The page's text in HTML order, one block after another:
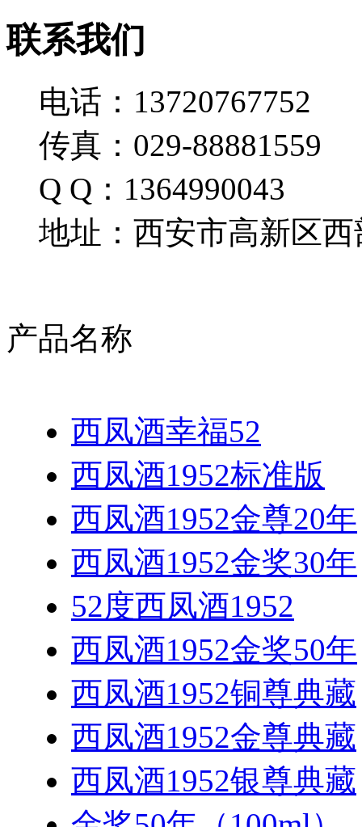
联系我们
电话：13720767752
传真：029-88881559
Q Q：1364990043
地址：西安市高新区西
产品名称
西凤酒幸福52
西凤酒1952标准版
西凤酒1952金尊20年
西凤酒1952金奖30年
52度西凤酒1952
西凤酒1952金奖50年
西凤酒1952铜尊典藏
西凤酒1952金尊典藏
西凤酒1952银尊典藏